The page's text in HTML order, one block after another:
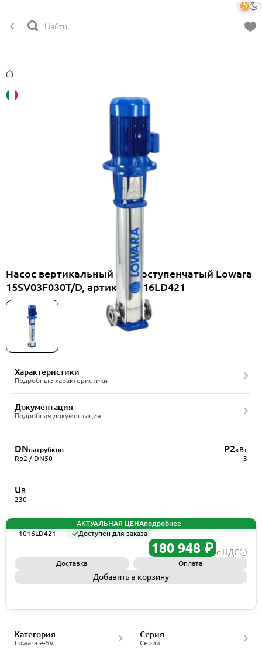
Насос вертикальный многоступенчатый Lowara
15SV03F030T/D, артикул 1016LD421
Характеристики
Подробные характеристики
Документация
Подробная документация
DNпатрубков
Rp2 / DN50
P2кВт
3
UВ
230
АКТУАЛЬНАЯ ЦЕНАподробнее
1016LD421
Доступен для заказа
180 948 ₽ с НДС
Доставка Оплата
Добавить в корзину
Lowara e-SV
Категория
Серия
Серия